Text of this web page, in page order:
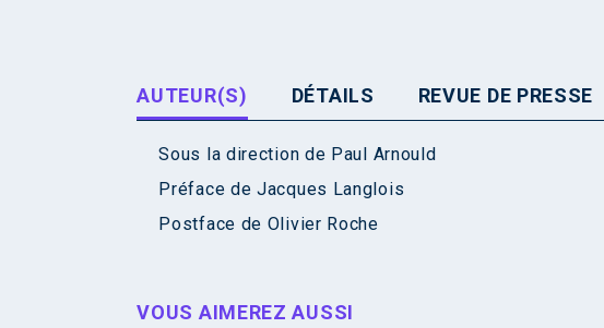
AUTEUR(S) DÉTAILS REVUE DE PRESSE
Sous la direction de Paul Arnould
Préface deJacques Langlois
Postface de Olivier Roche
VOUS AIMEREZ AUSSI